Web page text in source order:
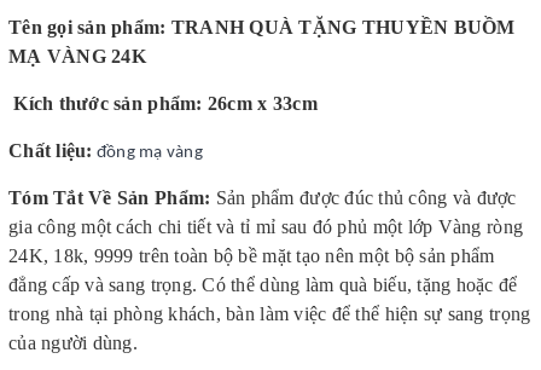
Tên gọi sản phẩm: TRANH QUÀ TẶNG THUYỀN BUỒM
MẠ VÀNG 24K
Kích thước sản phẩm: 26cm x 33cm
Chất liệu: đồng mạ vàng
Tóm Tắt Về Sản Phẩm: Sản phẩm được đúc thủ công và được
gia công một cách chi tiết và tỉ mỉ sau đó phủ một lớp Vàng ròng
24K, 18k, 9999 trên toàn bộ bề mặt tạo nên một bộ sản phẩm
đẳng cấp và sang trọng. Có thể dùng làm quà biếu, tặng hoặc để
trong nhà tại phòng khách, bàn làm việc để thể hiện sự sang trọng
của người dùng.